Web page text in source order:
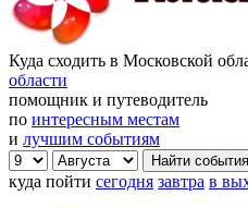
Куда сходить в Московской
области
помощник и путеводитель
по интересным местам
и лучшим событиям
куда пойти сегодня завтра в